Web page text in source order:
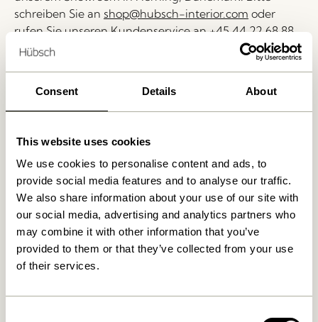
Consent Details About
This website uses cookies
We use cookies to personalise content and ads, to
provide social media features and to analyse our traffic.
We also share information about your use of our site with
our social media, advertising and analytics partners who
may combine it with other information that you’ve
provided to them or that they’ve collected from your use
of their services.
schreiben Sie an shop@hubsch-interior.com oder
rufen Sie unseren Kundenservice an+45 44 22 68 88
Lieferung 1-4 Werktage
30 Tage Rückgaberecht
Kostenlose Lieferung über499 DKK*
Ähnliche Produkte